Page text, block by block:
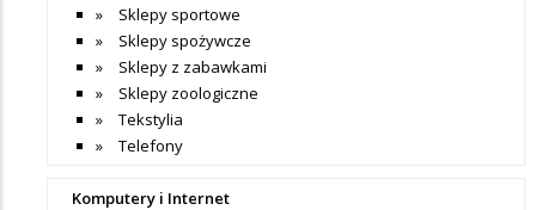
Sklepy sportowe
Sklepy spożywcze
Sklepy z zabawkami
Sklepy zoologiczne
Tekstylia
Telefony
Komputery i Internet